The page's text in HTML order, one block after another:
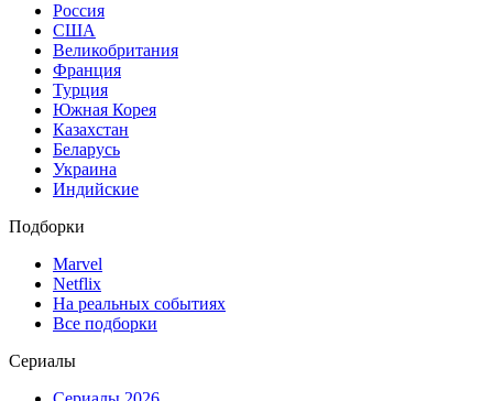
Россия
США
Великобритания
Франция
Турция
Южная Корея
Казахстан
Беларусь
Украина
Индийские
Подборки
Marvel
Netflix
На реальных событиях
Все подборки
Сериалы